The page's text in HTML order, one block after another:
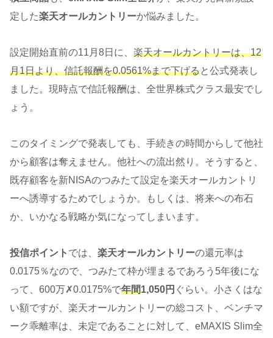
定した楽天オールカントリーか悩みました。
設定開始直前の11月8日に、 楽天オールカントリーは、12
月1日より、信託報酬を0.0561%まで下げると公式発表し
ました。現時点で信託報酬は、全世界株式クラス最安でし
ょう。
このタイミングで発表しても、手続きの時間からして他社
から顧客は奪えません。他社への流出然り。そうすると、
既存顧客を新NISAのつみたて設定を楽天オールカントリ
ーへ誘導するためでしょうか。もしくは、将来への布石
か、いかなる戦略か気になってしまいます。
投信ポイント では、 楽天オールカントリーの還元率は
0.0175％なので、つみたて枠が埋まるであろう5年後にな
って、600万✗0.0175%で年間1,050円 ぐらい。小さくはな
い額ですが、楽天オールカントリーの総コスト、ベンチマ
ーク乖離率は、未定であることに対して、eMAXIS Slim全